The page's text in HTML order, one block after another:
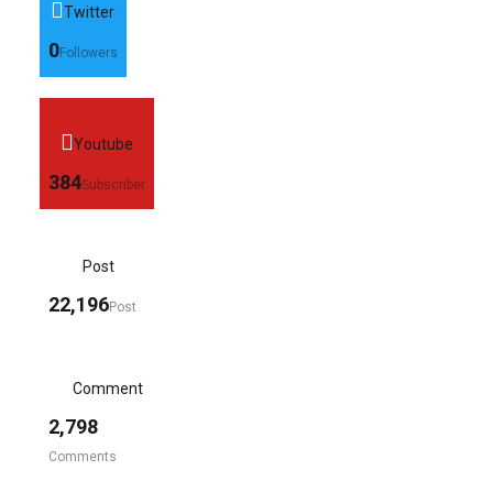
Twitter
0Followers
Youtube
384Subscriber
Post
22,196Post
Comment
2,798
Comments